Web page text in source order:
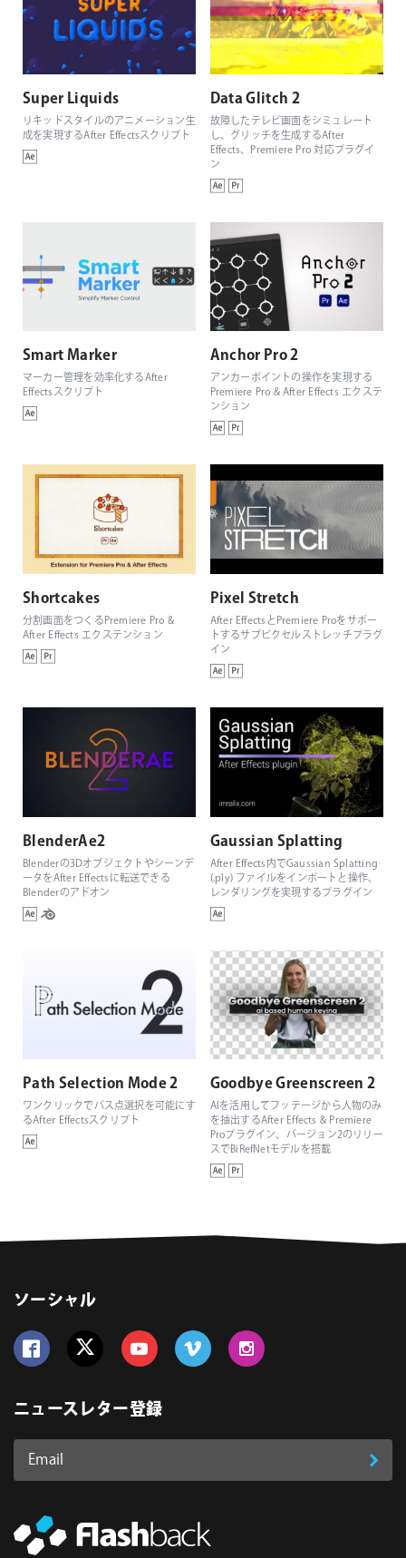
Super Liquids
リキッドスタイルのアニメーション生
成を実現するAfter Effectsスクリプト
Data Glitch 2
故障したテレビ画面をシミュレート
し、グリッチを生成するAfter
Effects、Premiere Pro 対応プラグイ
ン
Smart Marker
マーカー管理を効率化するAfter
Effectsスクリプト
Anchor Pro 2
アンカーポイントの操作を実現する
Premiere Pro & After Effects エクステ
ンション
Shortcakes
分割画面をつくるPremiere Pro &
After Effects エクステンション
Pixel Stretch
After EffectsとPremiere Proをサポー
トするサブピクセルストレッチプラグ
イン
BlenderAe2
Blenderの3Dオブジェクトやシーンデ
ータをAfter Effectsに転送できる
Blenderのアドオン
Gaussian Splatting
After Effects内でGaussian Splatting
(.ply) ファイルをインポートと操作、
レンダリングを実現するプラグイン
Path Selection Mode 2
ワンクリックでパス点選択を可能にす
るAfter Effectsスクリプト
Goodbye Greenscreen 2
AIを活用してフッテージから人物のみ
を抽出するAfter Effects & Premiere
Proプラグイン、バージョン2のリリー
スでBiRefNetモデルを搭載
ソーシャル
ニュースレター登録
Email
ス
登